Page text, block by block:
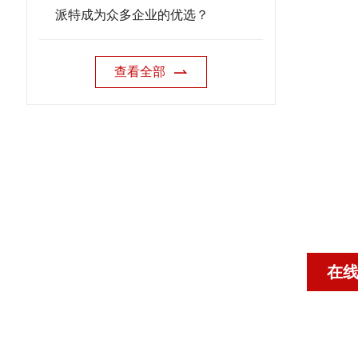
派特成为众多企业的优选？
查看全部
在